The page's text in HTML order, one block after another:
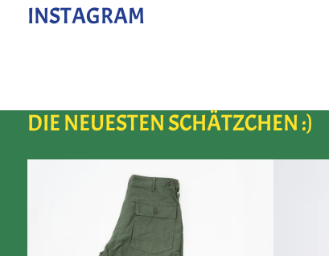
INSTAGRAM
DIE NEUESTEN SCHÄTZCHEN :)